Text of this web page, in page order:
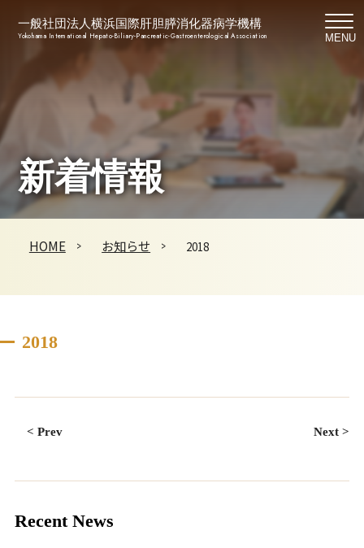
一般社団法人横浜国際肝胆膵消化器病学機構
Yokohama International Hepato-Biliary-Pancreatic-Gastroenterological Association MENU
新着情報
HOME お知らせ 2018
2018
< Prev Next >
Recent News